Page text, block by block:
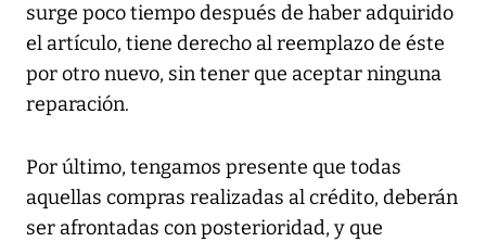
surge poco tiempo después de haber adquirido
el artículo, tiene derecho al reemplazo de éste
por otro nuevo, sin tener que aceptar ninguna
reparación.
Por último, tengamos presente que todas
aquellas compras realizadas al crédito, deberán
ser afrontadas con posterioridad, y que